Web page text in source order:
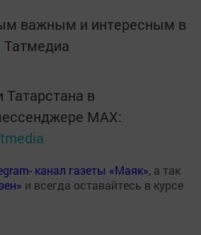
важным и интересным в
Татмедиа
Татарстана в
MАХ:
канал газеты «Маяк», а так
и всегда оставайтесь в курсе